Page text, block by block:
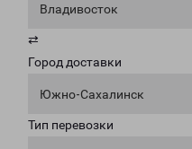
Владивосток
⇄
Город доставки
Южно-Сахалинск
Тип перевозки